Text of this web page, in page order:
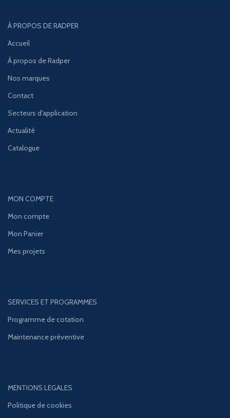
À PROPOS DE RADPER
Accueil
À propos de Radper
Nos marques
Contact
Secteurs d'application
Actualité
Catalogue
MON COMPTE
Mon compte
Mon Panier
Mes projets
SERVICES ET PROGRAMMES
Programme de cotation
Maintenance préventive
MENTIONS LEGALES
Politique de cookies